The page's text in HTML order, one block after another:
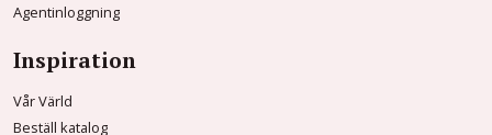
Agentinloggning
Inspiration
Vår Värld
Beställ katalog